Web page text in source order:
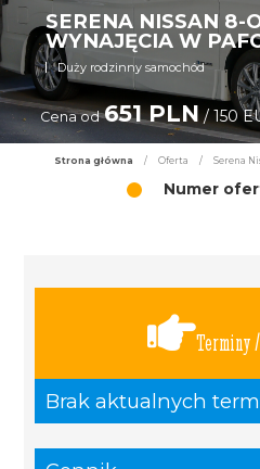
SERENA NISSAN 8-
WYNAJĘCIA W
Duży rodzinny samochód
Cena od 651 PLN/ 150
Strona główna / Oferta / Serena
Numer
Terminy
Brak aktualnych